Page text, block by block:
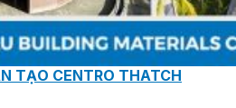
DĂM ĐỊNH HƯỚNG)
TẠO CENTRO THATCH